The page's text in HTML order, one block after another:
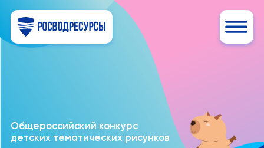
Общероссийский конкурс
детских тематических рисунков